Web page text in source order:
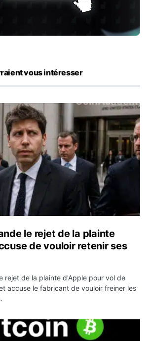
vous intéresser
le rejet de la plainte d’Apple et
le rejet de la plainte
de vouloir retenir ses
rejet de la plainte d'Apple pour vol de
accuse le fabricant de vouloir freiner les
dessus de 64 000 dollars avant